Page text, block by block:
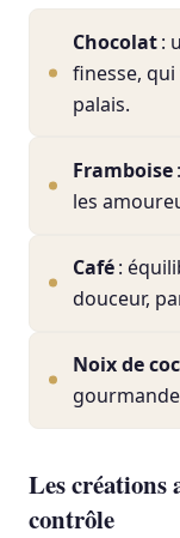
Chocolat:
finesse,
palais.
Framboise
les
Café:
douceur,
Noix de
Les créations
contrôle